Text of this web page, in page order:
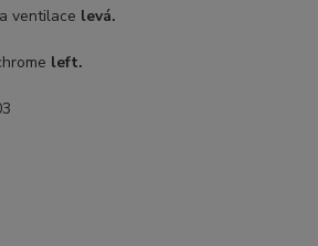
ventilace levá.
left.